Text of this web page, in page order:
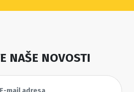
NAŠE NOVOSTI